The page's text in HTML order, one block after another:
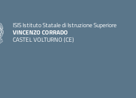
ISIS Istituto Statale di Istruzione Superiore
VINCENZO CORRADO
CASTEL VOLTURNO (CE)